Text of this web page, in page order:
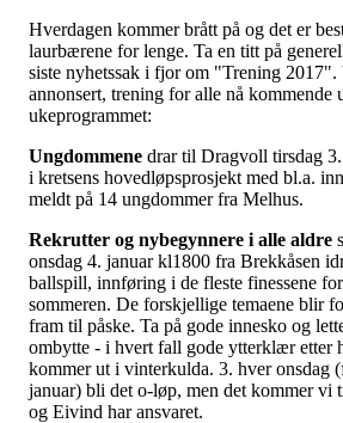
Hverdagen kommer brått på og det er
laurbærene for lenge. Ta en titt på
siste nyhetssak i fjor om "Trening 2017".
annonsert, trening for alle nå kommende
ukeprogrammet:
Ungdommene drar til Dragvoll tirsdag
i kretsens hovedløpsprosjekt med bl.a.
meldt på 14 ungdommer fra Melhus.
Rekrutter og nybegynnere i alle aldre
onsdag 4. januar kl1800 fra Brekkåsen
ballspill, innføring i de fleste finessene
sommeren. De forskjellige temaene blir
fram til påske. Ta på gode innesko og
ombytte - i hvert fall gode ytterklær etter
kommer ut i vinterkulda. 3. hver onsdag
januar) bli det o-løp, men det kommer vi
og Eivind har ansvaret.